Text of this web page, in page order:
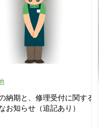
納期と、修理受付に関する
お知らせ（追記あり）